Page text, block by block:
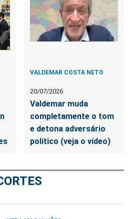
VALDEMAR COSTA NETO
20/07/2026
Valdemar muda
completamente o tom
e detona adversário
político (veja o vídeo)